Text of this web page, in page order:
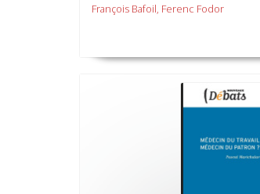
François Bafoil, Ferenc Fodor